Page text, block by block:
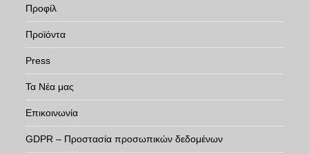
Προφίλ
Προϊόντα
Press
Τα Νέα μας
Επικοινωνία
GDPR – Προστασία προσωπικών δεδομένων